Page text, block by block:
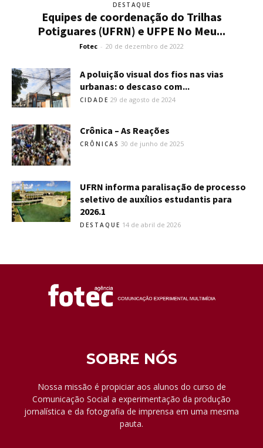
DESTAQUE
Equipes de coordenação do Trilhas
Potiguares (UFRN) e UFPE No Meu...
Fotec - 20 de dezembro de 2022
A poluição visual dos fios nas vias
urbanas: o descaso com...
CIDADE 29 de agosto de 2024
Crônica – As Reações
CRÔNICAS 30 de junho de 2025
UFRN informa paralisação de processo
seletivo de auxílios estudantis para
2026.1
DESTAQUE 14 de abril de 2026
SOBRE NÓS
Nossa missão é propiciar aos alunos do curso de
Comunicação Social a experimentação da produção
jornalística e da fotografia de imprensa em uma mesma
pauta.